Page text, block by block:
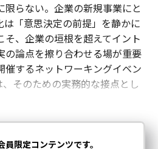
限らない。企業の新規事業にと
は「意思決定の前提」を静かに
そ、企業の垣根を超えてイント
の論点を擦り合わせる場が重要
催するネットワーキングイベン
そのための実務的な接点とし